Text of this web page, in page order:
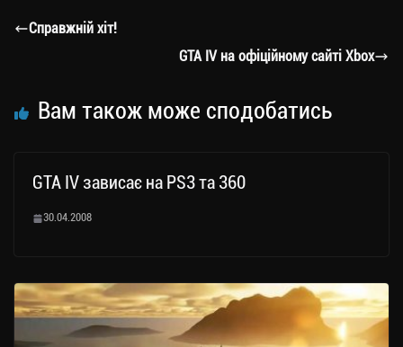
a
er
nk ти
Справжній хіт!
GTA IV на офіційному сайті Xbox
Вам також може сподобатись
GTA IV зависає на PS3 та 360
30.04.2008